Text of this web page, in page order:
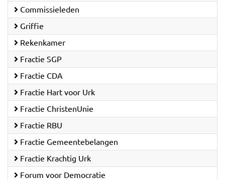
Commissieleden
Griffie
Rekenkamer
Fractie SGP
Fractie CDA
Fractie Hart voor Urk
Fractie ChristenUnie
Fractie RBU
Fractie Gemeentebelangen
Fractie Krachtig Urk
Forum voor Democratie